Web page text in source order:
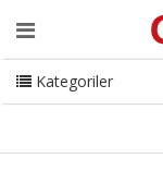
Ana Sayfa
Danışmanlık
ISC
CyberMag Logo
Kategoriler